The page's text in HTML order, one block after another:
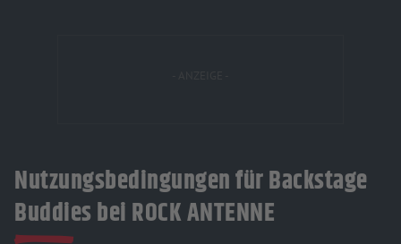
Nutzungsbedingungen für Backstage
Buddies bei ROCK ANTENNE